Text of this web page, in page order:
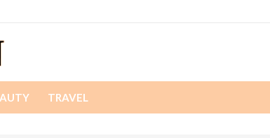
TRAVEL